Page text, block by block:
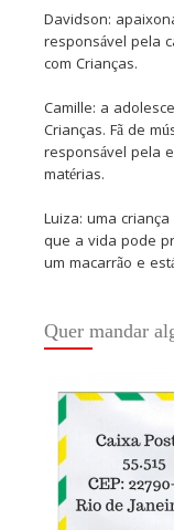
Davidson:
responsável pela
com Crianças.
Camille: a
Crianças. Fã de
responsável pela
matérias.
Luiza: uma
que a vida pode
um macarrão e
Quer mandar